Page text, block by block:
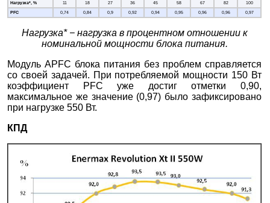
Нагрузка*, %
11 18 27 36 45 58 67 82
100
PFC
0,74 0,84 0,9 0,92 0,94 0,95 0,96 0,96 0,97
Нагрузка* − нагрузка в процентном отношении к
номинальной мощности блока питания.
Модуль APFC блока питания без проблем справляется
со своей задачей. При потребляемой мощности 150 Вт
коэффициент PFC уже достиг отметки 0,90,
максимальное же значение (0,97) было зафиксировано
при нагрузке 550 Вт.
КПД